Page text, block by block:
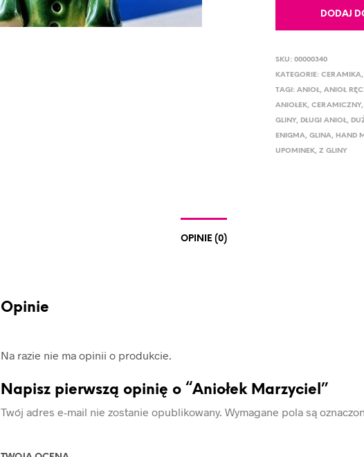
DODAJ
SKU:00000340
KATEGORIE:CERAMIKA
TAGI:ANIOŁ,ANIOŁ
ANIOŁEK,CERAMICZNY
GLINY, DŁUGI ANIOŁ,
ENIGMA,GLINA, HAND
UPOMINEK,Z GLINY
OPINIE (0)
Opinie
Na razie nie ma opinii o produkcie.
Napisz pierwszą opinię o “Aniołek Marzyciel”
Twój adres e-mail nie zostanie opublikowany. Wymagane pola są